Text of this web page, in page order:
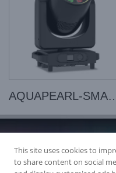
This site uses cookies to
to share content on social